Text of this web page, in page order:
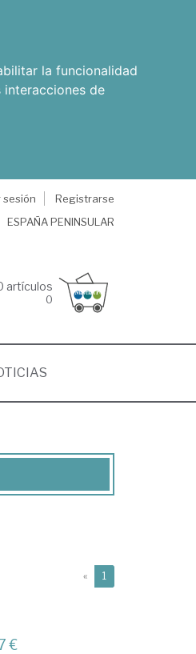
la funcionalidad
de
sesión
Registrarse
ESPAÑA PENINSULAR
artículos
0
« 1
€